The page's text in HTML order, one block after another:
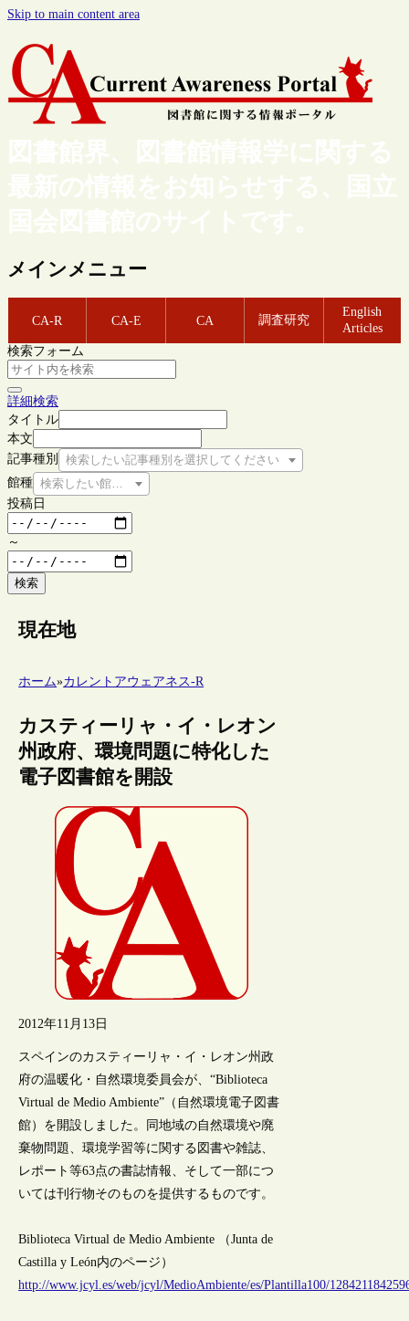
Skip to main content area
図書館界、図書館情報学に関する
最新の情報をお知らせする、国立
国会図書館のサイトです。
メインメニュー
CA-R CA-E CA 調査研究
English
Articles
検索フォーム
詳細検索
タイトル
本文
記事種別
検索したい記事種別を選択してください
館種 検索したい館種を選択してください
投稿日
～
検索
現在地
ホーム»カレントアウェアネス-R
カスティーリャ・イ・レオン
州政府、環境問題に特化した
電子図書館を開設
2012年11月13日
スペインのカスティーリャ・イ・レオン州政
府の温暖化・自然環境委員会が、“Biblioteca
Virtual de Medio Ambiente”（自然環境電子図書
館）を開設しました。同地域の自然環境や廃
棄物問題、環境学習等に関する図書や雑誌、
レポート等63点の書誌情報、そして一部につ
いては刊行物そのものを提供するものです。
Biblioteca Virtual de Medio Ambiente （Junta de
Castilla y León内のページ）
http://www.jcyl.es/web/jcyl/MedioAmbiente/es/Plantilla100/